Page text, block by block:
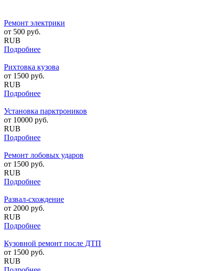
Ремонт электрики
от 500 руб.
RUB
Подробнее
Рихтовка кузова
от 1500 руб.
RUB
Подробнее
Установка парктроников
от 10000 руб.
RUB
Подробнее
Ремонт лобовых ударов
от 1500 руб.
RUB
Подробнее
Развал-схождение
от 2000 руб.
RUB
Подробнее
Кузовной ремонт после ДТП
от 1500 руб.
RUB